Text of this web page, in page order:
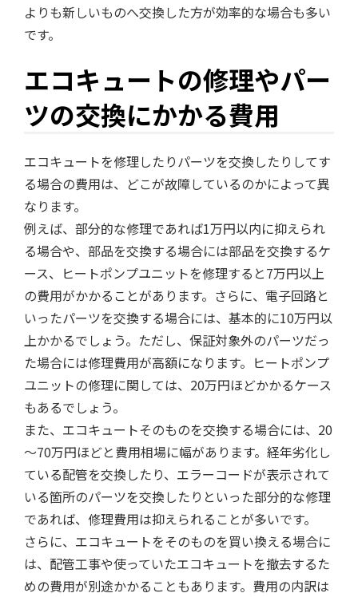
よりも新しいものへ交換した方が効率的な場合も多い
です。
エコキュートの修理やパー
ツの交換にかかる費用
エコキュートを修理したりパーツを交換したりしてす
る場合の費用は、どこが故障しているのかによって異
なります。
例えば、部分的な修理であれば1万円以内に抑えられ
る場合や、部品を交換する場合には部品を交換するケ
ース、ヒートポンプユニットを修理すると7万円以上
の費用がかかることがあります。さらに、電子回路と
いったパーツを交換する場合には、基本的に10万円以
上かかるでしょう。ただし、保証対象外のパーツだっ
た場合には修理費用が高額になります。ヒートポンプ
ユニットの修理に関しては、20万円ほどかかるケース
もあるでしょう。
また、エコキュートそのものを交換する場合には、20
～70万円ほどと費用相場に幅があります。経年劣化し
ている配管を交換したり、エラーコードが表示されて
いる箇所のパーツを交換したりといった部分的な修理
であれば、修理費用は抑えられることが多いです。
さらに、エコキュートをそのものを買い換える場合に
は、配管工事や使っていたエコキュートを撤去するた
めの費用が別途かかることもあります。費用の内訳は